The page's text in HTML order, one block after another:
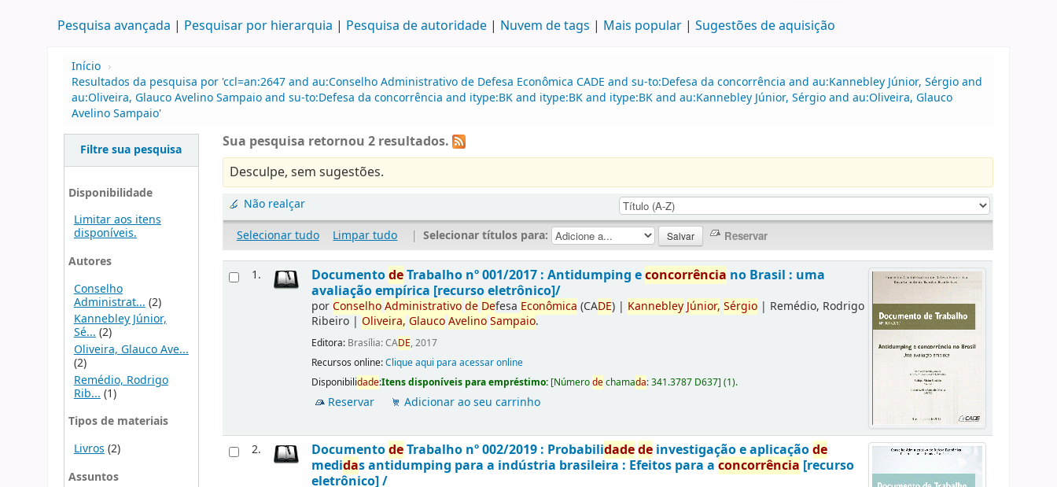
Pesquisa avançada Pesquisar por hierarquia Pesquisa de autoridade Nuvem de tags Mais popular Sugestões de aquisição
Início ›
Resultados da pesquisa por 'ccl=an:2647 and au:Conselho Administrativo de Defesa Econômica CADE and su-to:Defesa da concorrência and au:Kannebley Júnior, Sérgio and
au:Oliveira, Glauco Avelino Sampaio and su-to:Defesa da concorrência and itype:BK and itype:BK and itype:BK and au:Kannebley Júnior, Sérgio and au:Oliveira, Glauco
Avelino Sampaio'
Filtre sua pesquisa
Disponibilidade
Limitar aos itens
disponíveis.
Autores
Conselho
Administrat... (2)
Kannebley Júnior,
Sé...(2)
Oliveira, Glauco Ave...
(2)
Remédio, Rodrigo
Rib... (1)
Tipos de materiais
Livros (2)
Assuntos
Sua pesquisa retornou 2 resultados.
Desculpe, sem sugestões.
Não realçar
Selecionar tudo
Limpar tudo | Selecionar títulos para:
1. DocumentodeTrabalho nº 001/2017 : Antidumping econcorrência no Brasil : uma
avaliação empírica [recurso eletrônico]/
porConselhoAdministrativode Defesa Econômica (CADE) | KannebleyJúnior, Sérgio | Remédio, Rodrigo
Ribeiro |Oliveira, GlaucoAvelinoSampaio.
Editora: Brasília: CADE, 2017
Recursos online:Clique aqui para acessar online
Disponibilidade:Itens disponíveis para empréstimo: [Númerodechamada:341.3787 D637](1).
Reservar Adicionar ao seu carrinho
2. DocumentodeTrabalho nº 002/2019 : Probabilidadede investigação e aplicaçãode
medidas antidumping para a indústria brasileira : Efeitos para aconcorrência [recurso
eletrônico] /